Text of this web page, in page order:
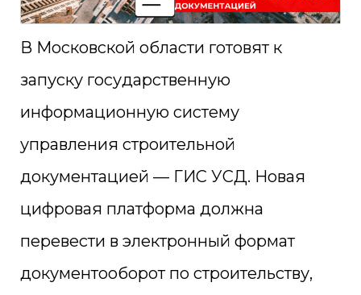
В Московской области готовят к
запуску государственную
информационную систему
управления строительной
документацией — ГИС УСД. Новая
цифровая платформа должна
перевести в электронный формат
документооборот по строительству,